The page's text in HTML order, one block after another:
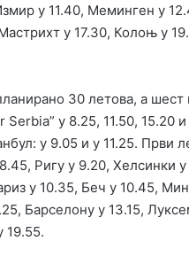
у 11.40, Меминген у
у 17.30, Колоњ у
30 летова, а
Serbia” у 8.25, 11.50, 15.20
у 9.05 и у 11.25. Први
Ригу у 9.20, Хелсинки
у 10.35, Беч у 10.45,
Барселону у 13.15,
19.55.